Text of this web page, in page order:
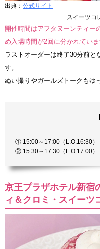
出典： 公式サイト
スイーツコ
開催時間はアフタヌーンティー
め入場時間が2回に分かれていま
ラストオーダーは終了30分前と
す。
ぬい撮りやガールズトークもゆ
① 15:00～17:00（L.O.16:30）
② 15:30～17:30（L.O.17:00）
京王プラザホテル新宿
ィ＆クロミ・スイーツ